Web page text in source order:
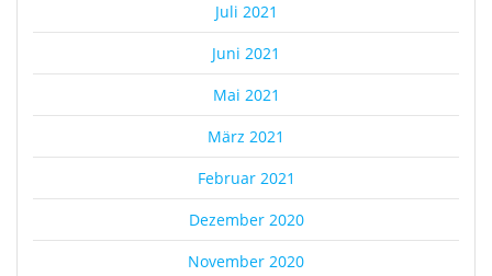
Juli 2021
Juni 2021
Mai 2021
März 2021
Februar 2021
Dezember 2020
November 2020